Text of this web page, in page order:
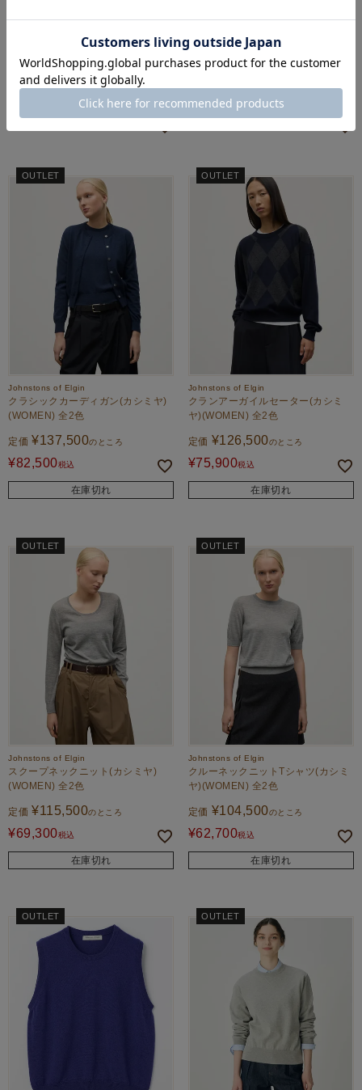
ブリティッシュオフィサーシャツ
(WOMEN) 全2色
22,000のところ
BRITISH MADE
CRICKET CLUB Tシャツ(WOMEN)
定価 ¥8,800のところ
OUTLET
Johnstons of Elgin
クラシックカーディガン(カシミヤ)
(WOMEN) 全2色
定価 ¥137,500のところ
¥82,500税込
在庫切れ
OUTLET
Johnstons of Elgin
クランアーガイルセーター(カシミ
ヤ)(WOMEN) 全2色
定価 ¥126,500のところ
¥75,900税込
在庫切れ
OUTLET
Johnstons of Elgin
スクープネックニット(カシミヤ)
(WOMEN) 全2色
定価 ¥115,500のところ
¥69,300税込
在庫切れ
OUTLET
Johnstons of Elgin
クルーネックニットTシャツ(カシミ
ヤ)(WOMEN) 全2色
定価 ¥104,500のところ
¥62,700税込
在庫切れ
OUTLET OUTLET